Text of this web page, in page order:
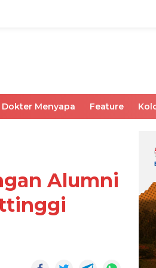
Dokter Menyapa Feature
Alumni